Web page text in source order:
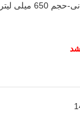
میلی لیتر